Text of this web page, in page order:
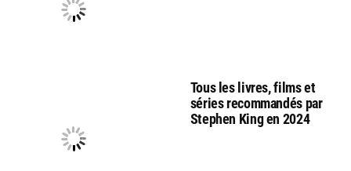
Tous les livres, films et
séries recommandés par
Stephen King en 2024